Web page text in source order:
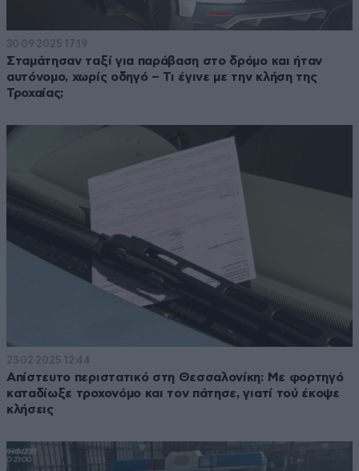
30·09·2025 17:19
Σταμάτησαν ταξί για παράβαση στο δρόμο και ήταν
αυτόνομο, χωρίς οδηγό – Τι έγινε με την κλήση της
Τροχαίας;
23·02·2025 12:44
Απίστευτο περιστατικό στη Θεσσαλονίκη: Με φορτηγό
καταδίωξε τροχονόμο και τον πάτησε, γιατί τού έκοψε
κλήσεις